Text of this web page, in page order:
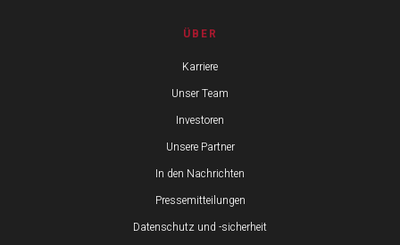
ÜBER
Karriere
Unser Team
Investoren
Unsere Partner
In den Nachrichten
Pressemitteilungen
Datenschutz und -sicherheit